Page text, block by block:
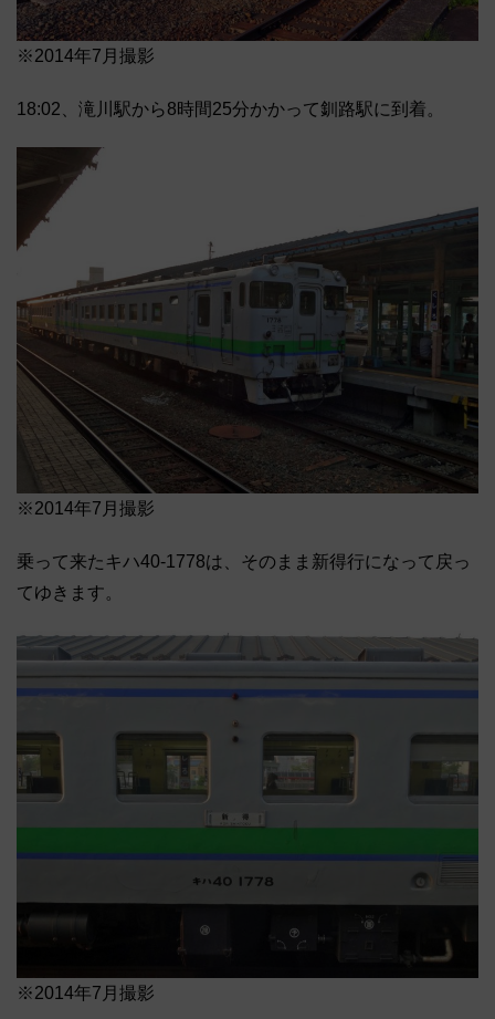
※2014年7月撮影
18:02、滝川駅から8時間25分かかって釧路駅に到着。
※2014年7月撮影
乗って来たキハ40-1778は、そのまま新得行になって戻っ
てゆきます。
※2014年7月撮影